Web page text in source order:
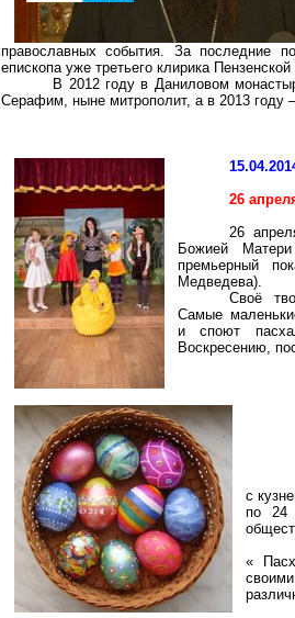
православных события. За последние
епископа уже третьего клирика
В 2012 году в Даниловом
Серафим, ныне митрополит, а в 2013 году
26
26
Божией
премьерный
Медведева).
Своё
Самые
и споют
Воскресению,
с
по 24
«